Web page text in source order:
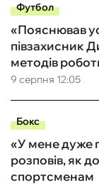
Футбол
9 серпня 12:05
«Пояснював
півзахисник
методів
Бокс
«У мене дуже
розповів, як
спортсменам